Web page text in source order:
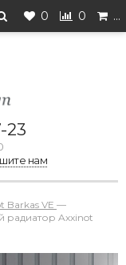
0 0 …
23
нам
Barkas VE —
радиатор Axxinot